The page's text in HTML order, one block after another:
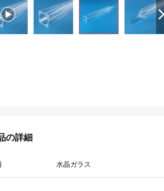
の詳細
水晶ガラス